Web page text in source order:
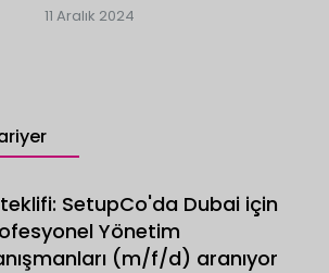
11 Aralık 2024
SetupCo'da Dubai için
Yönetim
(m/f/d) aranıyor